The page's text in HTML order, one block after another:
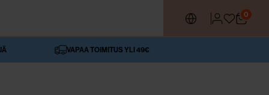
0
VAPAA TOIMITUS YLI 49€